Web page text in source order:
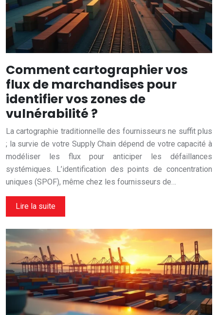
Comment cartographier vos
flux de marchandises pour
identifier vos zones de
vulnérabilité ?
La cartographie traditionnelle des fournisseurs ne suffit plus
; la survie de votre Supply Chain dépend de votre capacité à
modéliser les flux pour anticiper les défaillances
systémiques. L’identification des points de concentration
uniques (SPOF), même chez les fournisseurs de…
Lire la suite